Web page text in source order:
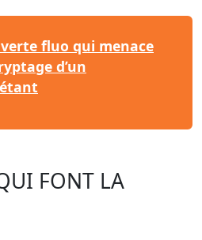
fluo qui menace
d’un
FONT LA